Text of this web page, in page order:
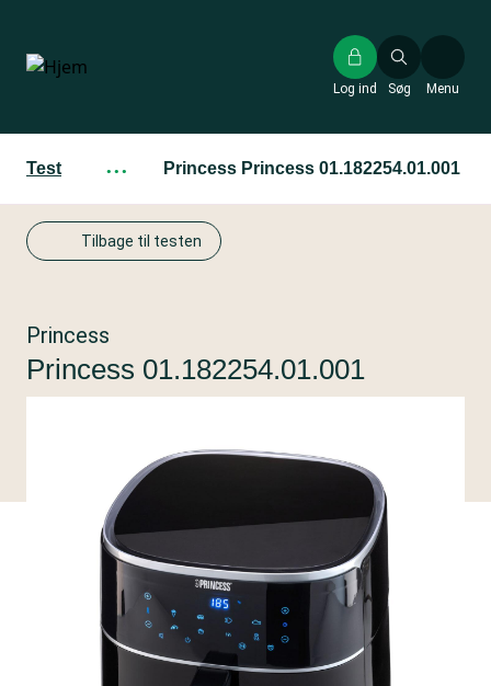
hovedindhold
Søg
Log ind Menu
Test ··· Princess Princess 01.182254.01.001
Tilbage til testen
Princess
Princess 01.182254.01.001